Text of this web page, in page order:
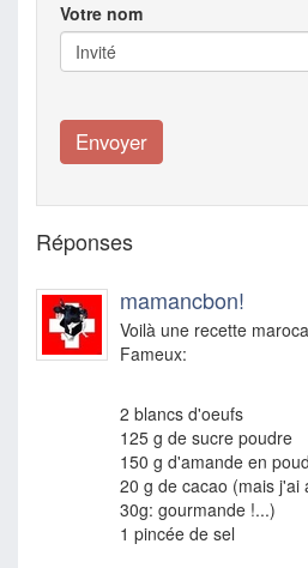
Votre nom
Réponses
mamancbon!
Voilà une recette
Fameux:
2 blancs d'oeufs
125 g de sucre poudre
150 g d'amande en
20 g de cacao (mais j'ai
30g: gourmande !...)
1 pincée de sel